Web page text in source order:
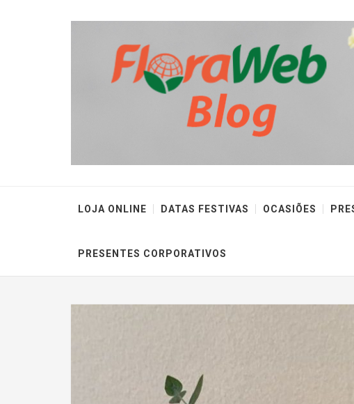
LOJA ONLINE DATAS FESTIVAS OCASIÕES
PRESENTES CORPORATIVOS